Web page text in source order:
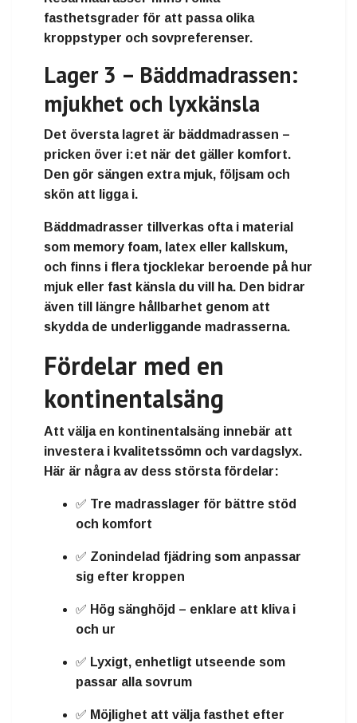
fasthetsgrader för att passa olika
kroppstyper och sovpreferenser.
Lager 3 – Bäddmadrassen:
mjukhet och lyxkänsla
Det översta lagret är bäddmadrassen –
pricken över i:et när det gäller komfort.
Den gör sängen extra mjuk, följsam och
skön att ligga i.
Bäddmadrasser tillverkas ofta i material
som memory foam, latex eller kallskum,
och finns i flera tjocklekar beroende på hur
mjuk eller fast känsla du vill ha. Den bidrar
även till längre hållbarhet genom att
skydda de underliggande madrasserna.
Fördelar med en
kontinentalsäng
Att välja en kontinentalsäng innebär att
investera i kvalitetssömn och vardagslyx.
Här är några av dess största fördelar:
✅ Tre madrasslager för bättre stöd
och komfort
✅ Zonindelad fjädring som anpassar
sig efter kroppen
✅ Hög sänghöjd – enklare att kliva i
och ur
✅ Lyxigt, enhetligt utseende som
passar alla sovrum
✅ Möjlighet att välja fasthet efter